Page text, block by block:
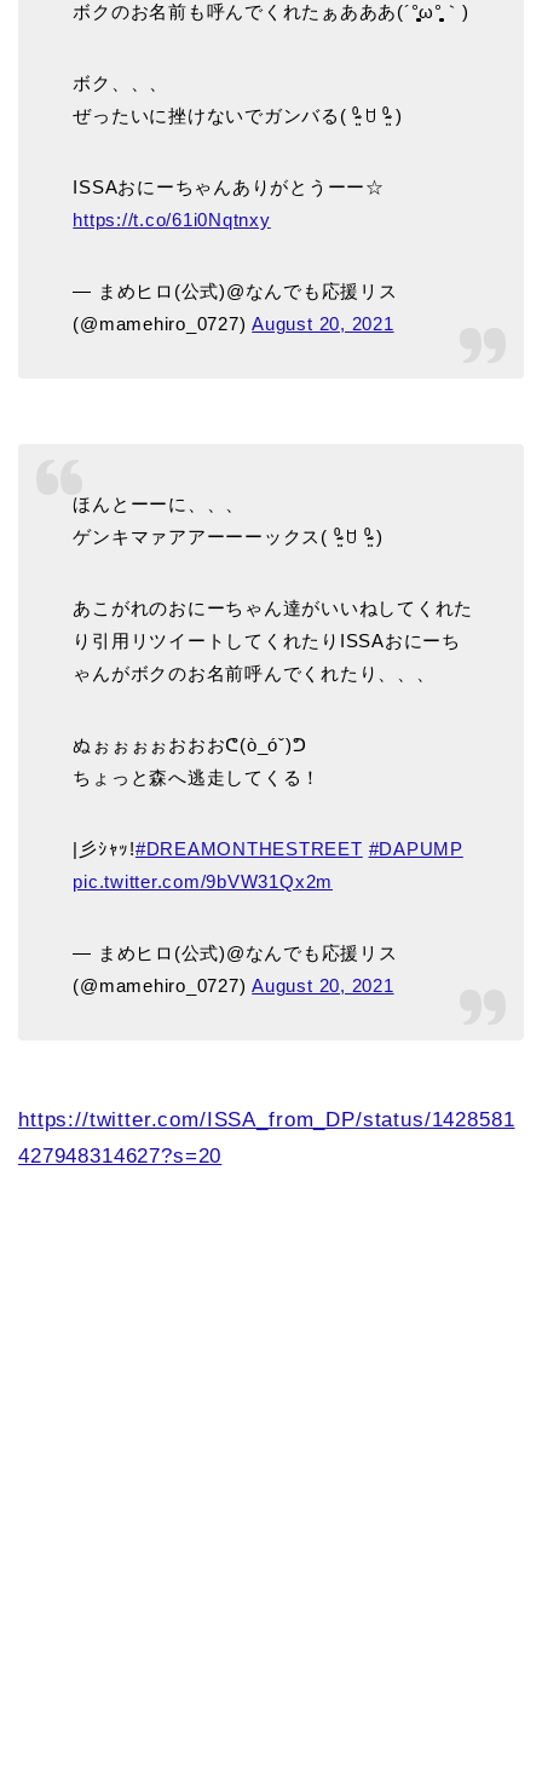
ボクのお名前も呼んでくれたぁあああ(´°̥̥̥̥̥̥̥̥ω°̥̥̥̥̥̥̥̥｀)
ボク、、、
ぜったいに挫けないでガンバる( ⁰̷̴͈ ꇴ ⁰̷̴͈ )
ISSAおにーちゃんありがとうーー☆
https://t.co/61i0Nqtnxy
— まめヒロ(公式)@なんでも応援リス
(@mamehiro_0727)August 20, 2021
ほんとーーに、、、
ゲンキマァアアーーーックス( ⁰̷̴͈ ꇴ ⁰̷̴͈ )
あこがれのおにーちゃん達がいいねしてくれた
り引用リツイートしてくれたりISSAおにーち
ゃんがボクのお名前呼んでくれたり、、、
ぬぉぉぉぉおおおᕦ(ò_óˇ)ᕤ
ちょっと森へ逃走してくる！
|彡ｼｬｯ!#DREAMONTHESTREET #DAPUMP
pic.twitter.com/9bVW31Qx2m
— まめヒロ(公式)@なんでも応援リス
(@mamehiro_0727)August 20, 2021
https://twitter.com/ISSA_from_DP/status/1428581
427948314627?s=20